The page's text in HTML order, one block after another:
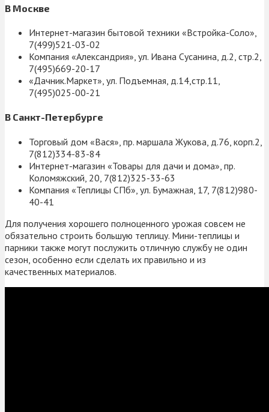
В Москве
Интернет-магазин бытовой техники «Встройка-Соло»,
7(499)521-03-02
Компания «Александрия», ул. Ивана Сусанина, д.2, стр.2,
7(495)669-20-17
«Дачник.Маркет», ул. Подъемная, д.14,стр.11,
7(495)025-00-21
В Санкт-Петербурге
Торговый дом «Вася», пр. маршала Жукова, д.76, корп.2,
7(812)334-83-84
Интернет-магазин «Товары для дачи и дома», пр.
Коломяжский, 20, 7(812)325-33-63
Компания «Теплицы СПб», ул. Бумажная, 17, 7(812)980-
40-41
Для получения хорошего полноценного урожая совсем не
обязательно строить большую теплицу. Мини-теплицы и
парники также могут послужить отличную службу не один
сезон, особенно если сделать их правильно и из
качественных материалов.